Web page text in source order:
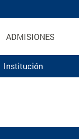
ADMISIONES
Institución
|